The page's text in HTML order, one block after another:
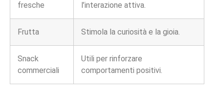
fresche
l’interazione attiva.
Frutta Stimola la curiosità e la gioia.
Snack
commerciali
Utili per rinforzare
comportamenti positivi.